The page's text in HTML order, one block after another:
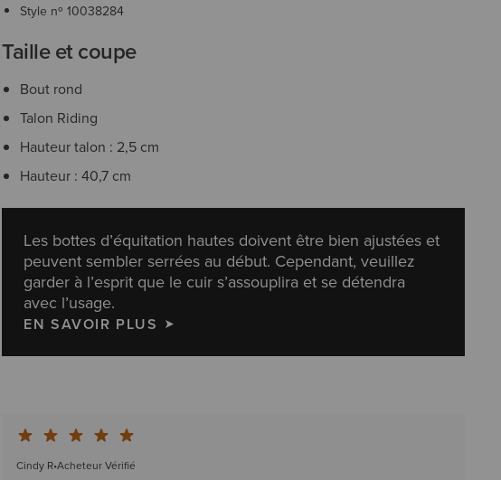
Style nº10038284
Taille et coupe
Bout rond
Talon Riding
Hauteur talon : 2,5 cm
Hauteur : 40,7 cm
Les bottes d’équitation hautes doivent être bien ajustées et
peuvent sembler serrées au début. Cependant, veuillez
garder à l’esprit que le cuir s’assouplira et se détendra
avec l’usage.
EN SAVOIR PLUS
Cindy R•Acheteur Vérifié